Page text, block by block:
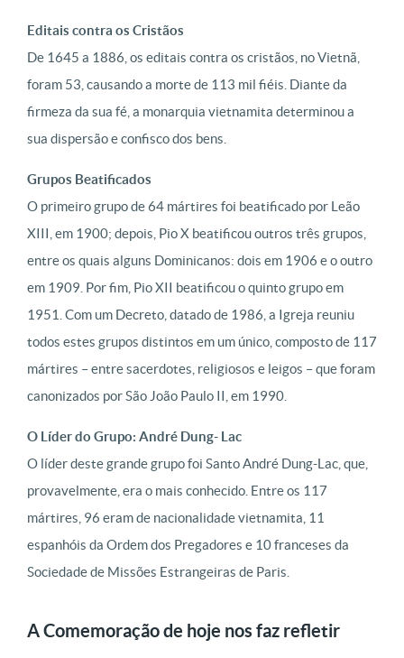
Editais contra os Cristãos
De 1645 a 1886, os editais contra os cristãos, no Vietnã,
foram 53, causando a morte de 113 mil fiéis. Diante da
firmeza da sua fé, a monarquia vietnamita determinou a
sua dispersão e confisco dos bens.
Grupos Beatificados
O primeiro grupo de 64 mártires foi beatificado por Leão
XIII, em 1900; depois, Pio X beatificou outros três grupos,
entre os quais alguns Dominicanos: dois em 1906 e o outro
em 1909. Por fim, Pio XII beatificou o quinto grupo em
1951. Com um Decreto, datado de 1986, a Igreja reuniu
todos estes grupos distintos em um único, composto de 117
mártires – entre sacerdotes, religiosos e leigos – que foram
canonizados por São João Paulo II, em 1990.
O Líder do Grupo: André Dung- Lac
O líder deste grande grupo foi Santo André Dung-Lac, que,
provavelmente, era o mais conhecido. Entre os 117
mártires, 96 eram de nacionalidade vietnamita, 11
espanhóis da Ordem dos Pregadores e 10 franceses da
Sociedade de Missões Estrangeiras de Paris.
A Comemoração de hoje nos faz refletir